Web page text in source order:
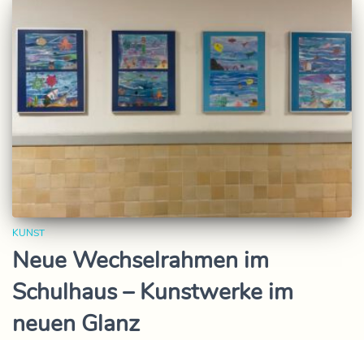
KUNST
Neue Wechselrahmen im
Schulhaus – Kunstwerke im
neuen Glanz